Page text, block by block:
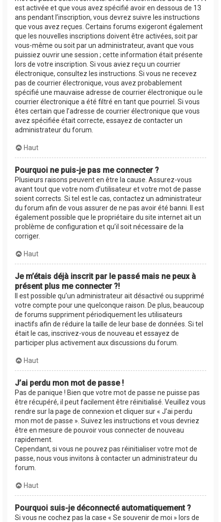
est activée et que vous avez spécifié avoir en dessous de 13
ans pendant l’inscription, vous devrez suivre les instructions
que vous avez reçues. Certains forums exigeront également
que les nouvelles inscriptions doivent être activées, soit par
vous-même ou soit par un administrateur, avant que vous
puissiez ouvrir une session ; cette information était présente
lors de votre inscription. Si vous aviez reçu un courrier
électronique, consultez les instructions. Si vous ne recevez
pas de courrier électronique, vous avez probablement
spécifié une mauvaise adresse de courrier électronique ou le
courrier électronique a été filtré en tant que pourriel. Si vous
êtes certain que l’adresse de courrier électronique que vous
avez spécifiée était correcte, essayez de contacter un
administrateur du forum.
Haut
Pourquoi ne puis-je pas me connecter ?
Plusieurs raisons peuvent en être la cause. Assurez-vous
avant tout que votre nom d’utilisateur et votre mot de passe
soient corrects. Si tel est le cas, contactez un administrateur
du forum afin de vous assurer de ne pas avoir été banni. Il est
également possible que le propriétaire du site internet ait un
problème de configuration et qu’il soit nécessaire de la
corriger.
Haut
Je m’étais déjà inscrit par le passé mais ne peux à
présent plus me connecter ?!
Il est possible qu’un administrateur ait désactivé ou supprimé
votre compte pour une quelconque raison. De plus, beaucoup
de forums suppriment périodiquement les utilisateurs
inactifs afin de réduire la taille de leur base de données. Si tel
était le cas, inscrivez-vous de nouveau et essayez de
participer plus activement aux discussions du forum.
Haut
J’ai perdu mon mot de passe !
Pas de panique ! Bien que votre mot de passe ne puisse pas
être récupéré, il peut facilement être réinitialisé. Veuillez vous
rendre sur la page de connexion et cliquer sur « J’ai perdu
mon mot de passe ». Suivez les instructions et vous devriez
être en mesure de pouvoir vous connecter de nouveau
rapidement.
Cependant, si vous ne pouvez pas réinitialiser votre mot de
passe, nous vous invitons à contacter un administrateur du
forum.
Haut
Pourquoi suis-je déconnecté automatiquement ?
Si vous ne cochez pas la case « Se souvenir de moi » lors de